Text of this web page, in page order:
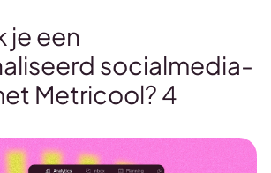
je een
socialmedia-
Metricool? 4